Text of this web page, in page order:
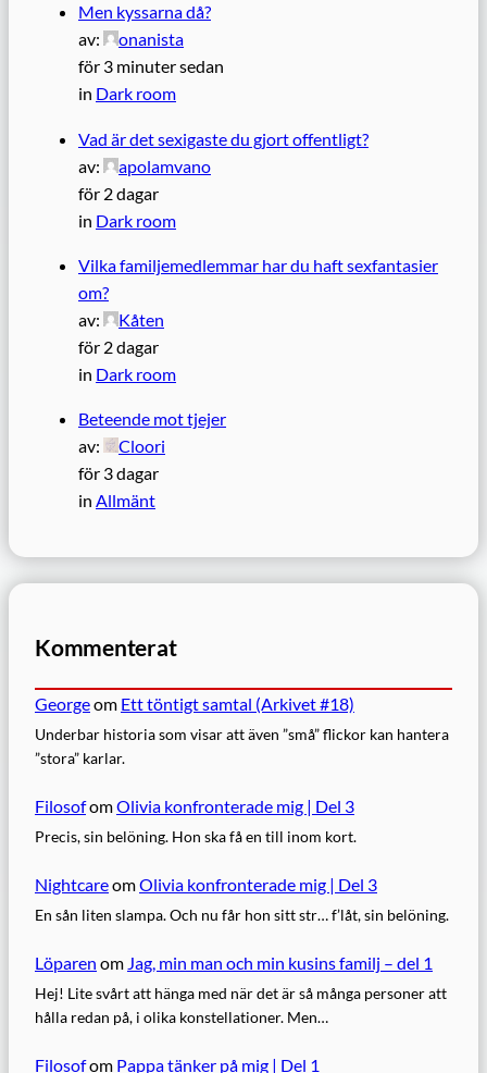
Men kyssarna då?
av:
onanista
för 3 minuter sedan
in Dark room
Vad är det sexigaste du gjort offentligt?
av:
apolamvano
för 2 dagar
in Dark room
Vilka familjemedlemmar har du haft sexfantasier
om?
av:
Kåten
för 2 dagar
in Dark room
Beteende mot tjejer
av:
Cloori
för 3 dagar
in Allmänt
Kommenterat
Georgeom Ett töntigt samtal (Arkivet #18)
Underbar historia som visar att även ”små” flickor kan hantera
”stora” karlar.
FilosofomOlivia konfronterade mig | Del 3
Precis, sin belöning. Hon ska få en till inom kort.
NightcareomOlivia konfronterade mig | Del 3
En sån liten slampa. Och nu får hon sitt str… f’låt, sin belöning.
Löparen om Jag, min man och min kusins familj – del 1
Hej! Lite svårt att hänga med när det är så många personer att
hålla redan på, i olika konstellationer. Men…
Filosofom Pappa tänker på mig | Del 1